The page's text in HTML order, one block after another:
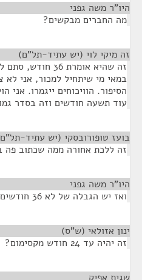
היו"ר משה גפני
מה החברים מבקשים?
זה מיקי לוי (יש עתיד-תל"ם)
במאי מי שיתחיל למכור, אני
הסיפור. הוויכוחים ייגמרו.
עוד תשעה חודשים וזה בסדר
בועז טופורובסקי (יש עתיד-
זה ללכת אחורה ממה שכתוב פה
היו"ר משה גפני
ואז יש הגבלה של לא 36 חודשים.
ינון אזולאי (ש"ס)
זה יהיה עד 24 חודש מקסימום?